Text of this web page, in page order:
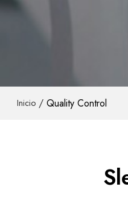
Inicio / Quality Control